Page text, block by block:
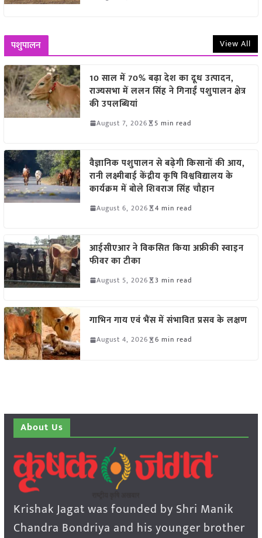
पशुपालन View All
10 साल में 70% बढ़ा देश का दूध उत्पादन,
राज्यसभा में ललन सिंह ने गिनाईं पशुपालन क्षेत्र
की उपलब्धियां
August 7, 2026 5 min read
वैज्ञानिक पशुपालन से बढ़ेगी किसानों की आय,
रानी लक्ष्मीबाई केंद्रीय कृषि विश्वविद्यालय के
कार्यक्रम में बोले शिवराज सिंह चौहान
August 6, 2026 4 min read
आईसीएआर ने विकसित किया अफ्रीकी स्वाइन
फीवर का टीका
August 5, 2026 3 min read
गाभिन गाय एवं भैंस में संभावित प्रसव के लक्षण
August 4, 2026 6 min read
About Us
Krishak Jagat was founded by Shri Manik
Chandra Bondriya and his younger brother